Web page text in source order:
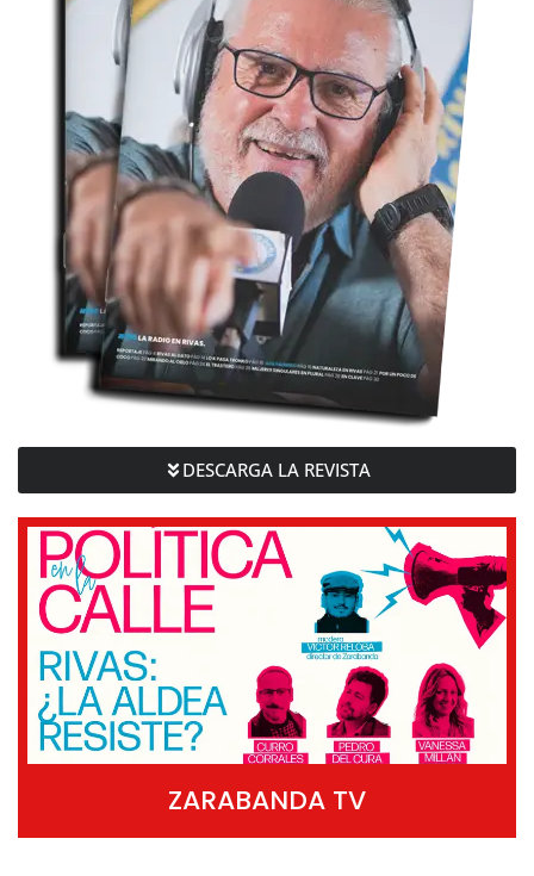
DESCARGA LA REVISTA
ZARABANDA TV